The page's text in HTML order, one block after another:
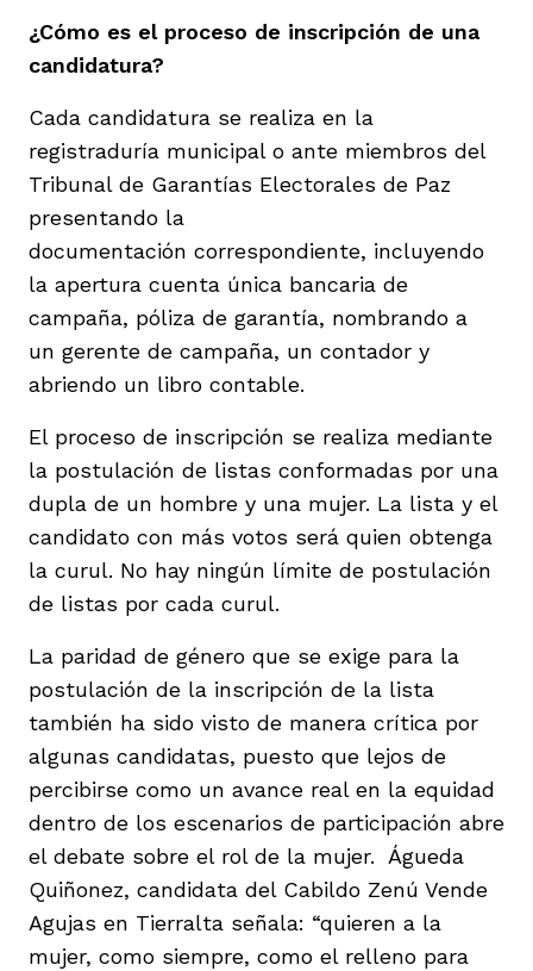
¿Cómo es el proceso de inscripción de una
candidatura?
Cada candidatura se realiza en la
registraduría municipal o ante miembros del
Tribunal de Garantías Electorales de Paz
presentando la
documentación correspondiente, incluyendo
la apertura cuenta única bancaria de
campaña, póliza de garantía, nombrando a
un gerente de campaña, un contador y
abriendo un libro contable.
El proceso de inscripción se realiza mediante
la postulación de listas conformadas por una
dupla de un hombre y una mujer. La lista y el
candidato con más votos será quien obtenga
la curul. No hay ningún límite de postulación
de listas por cada curul.
La paridad de género que se exige para la
postulación de la inscripción de la lista
también ha sido visto de manera crítica por
algunas candidatas, puesto que lejos de
percibirse como un avance real en la equidad
dentro de los escenarios de participación abre
el debate sobre el rol de la mujer. Águeda
Quiñonez, candidata del Cabildo Zenú Vende
Agujas en Tierralta señala: “quieren a la
mujer, como siempre, como el relleno para